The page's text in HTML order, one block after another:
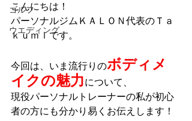
ゴルフ
ウエディング
こんにちは！
パーソナルジムＫＡＬＯＮ代表のＴａ
ｋｕｍｉです。
今回は、いま流行りのボディメ
イクの魅力について、
現役パーソナルトレーナーの私が初心
者の方にも分かり易くお伝えします！